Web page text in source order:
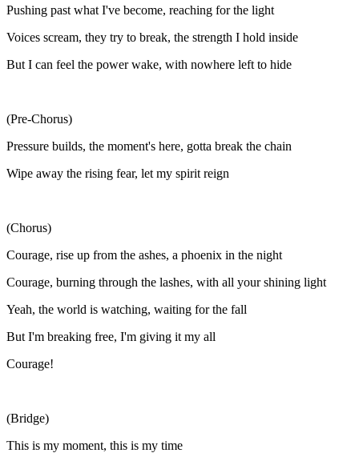
Pushing past what I've become, reaching for the light
Voices scream, they try to break, the strength I hold inside
But I can feel the power wake, with nowhere left to hide
(Pre-Chorus)
Pressure builds, the moment's here, gotta break the chain
Wipe away the rising fear, let my spirit reign
(Chorus)
Courage, rise up from the ashes, a phoenix in the night
Courage, burning through the lashes, with all your shining light
Yeah, the world is watching, waiting for the fall
But I'm breaking free, I'm giving it my all
Courage!
(Bridge)
This is my moment, this is my time